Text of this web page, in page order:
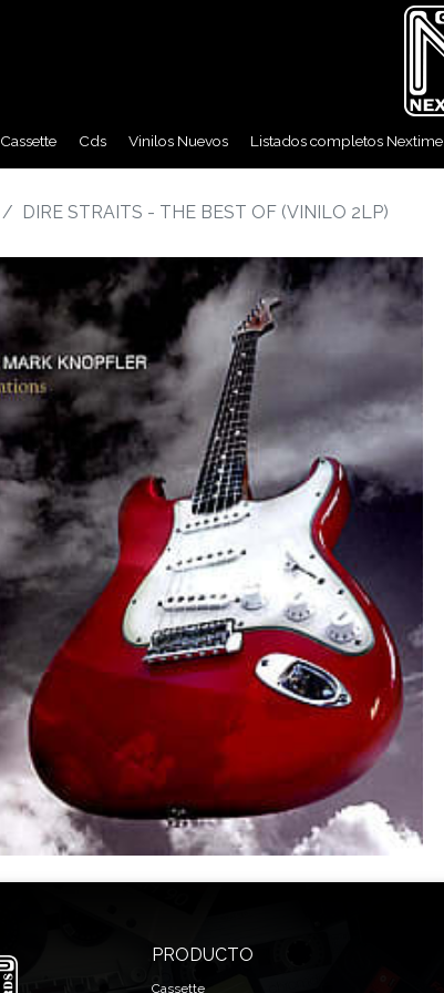
Cassette Cds Vinilos Nuevos Listados completos Nextime
DIRE STRAITS - THE BEST OF (VINILO 2LP)
PRODUCTO
Cassette